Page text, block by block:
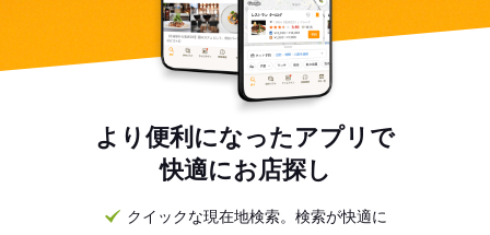
より便利になったアプリで
快適にお店探し
クイックな現在地検索。検索が快適に